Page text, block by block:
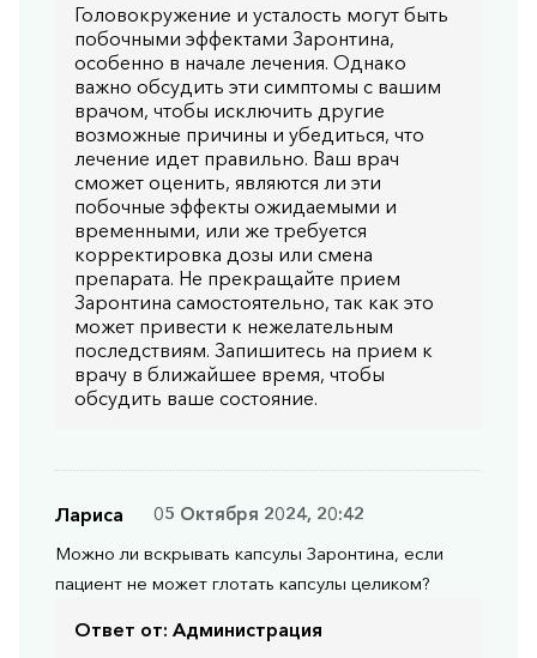
Головокружение и усталость могут быть
побочными эффектами Заронтина,
особенно в начале лечения. Однако
важно обсудить эти симптомы с вашим
врачом, чтобы исключить другие
возможные причины и убедиться, что
лечение идет правильно. Ваш врач
сможет оценить, являются ли эти
побочные эффекты ожидаемыми и
временными, или же требуется
корректировка дозы или смена
препарата. Не прекращайте прием
Заронтина самостоятельно, так как это
может привести к нежелательным
последствиям. Запишитесь на прием к
врачу в ближайшее время, чтобы
обсудить ваше состояние.
Лариса
05 Октября 2024, 20:42
Можно ли вскрывать капсулы Заронтина, если
пациент не может глотать капсулы целиком?
Ответ от: Администрация